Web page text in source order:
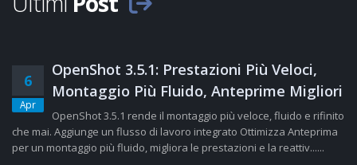
6
Apr
OpenShot 3.5.1: Prestazioni Più Veloci,
Montaggio Più Fluido, Anteprime Migliori
OpenShot 3.5.1 rende il montaggio più veloce, fluido e rifinito
che mai. Aggiunge un flusso di lavoro integrato Ottimizza Anteprima
per un montaggio più fluido, migliora le prestazioni e la reattiv......